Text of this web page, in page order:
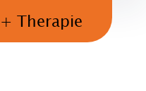
Therapie